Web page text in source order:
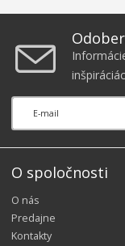
O spoločnosti
O nás
Predajne
Kontakty